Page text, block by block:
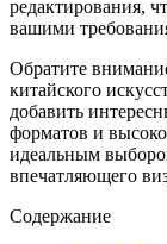
редактирования,
вашими
Обратите
китайского
добавить
форматов и
идеальным
впечатляющего
Содержание